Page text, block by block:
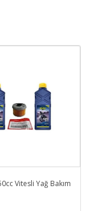
Vitesli Yağ Bakım